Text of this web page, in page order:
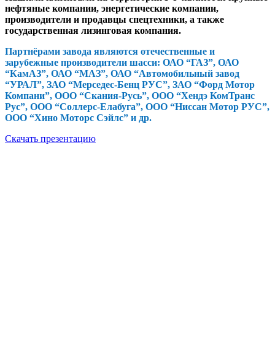
нефтяные компании, энергетические компании,
производители и продавцы спецтехники, а также
государственная лизинговая компания.
Партнёрами завода являются отечественные и
зарубежные производители шасси: ОАО “ГАЗ”, ОАО
“КамАЗ”, ОАО “МАЗ”, ОАО “Автомобильный завод
“УРАЛ”, ЗАО “Мерседес-Бенц РУС”, ЗАО “Форд Мотор
Компани”, ООО “Скания-Русь”, ООО “Хендэ КомТранс
Рус”, ООО “Соллерс-Елабуга”, ООО “Ниссан Мотор РУС”,
ООО “Хино Моторс Сэйлс” и др.
Скачать презентацию